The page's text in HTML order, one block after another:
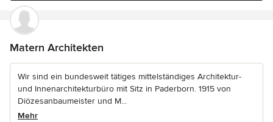
Matern Architekten
Wir sind ein bundesweit tätiges mittelständiges Architektur-
und Innenarchitekturbüro mit Sitz in Paderborn. 1915 von
Diözesanbaumeister und M...
Mehr